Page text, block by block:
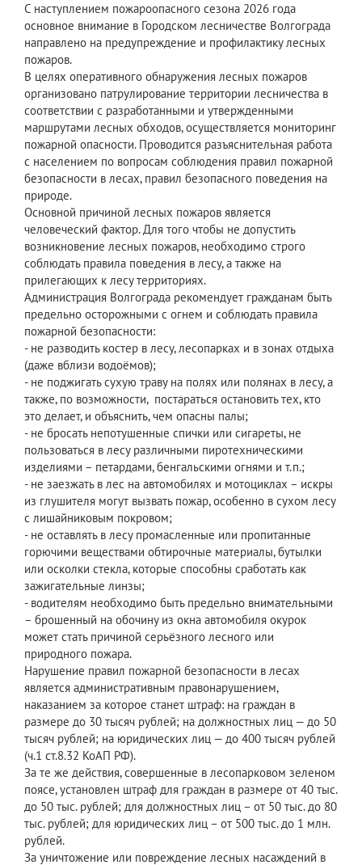
С наступлением пожароопасного сезона 2026 года
основное внимание в Городском лесничестве Волгограда
направлено на предупреждение и профилактику лесных
пожаров.
В целях оперативного обнаружения лесных пожаров
организовано патрулирование территории лесничества в
соответствии с разработанными и утвержденными
маршрутами лесных обходов, осуществляется мониторинг
пожарной опасности. Проводится разъяснительная работа
с населением по вопросам соблюдения правил пожарной
безопасности в лесах, правил безопасного поведения на
природе.
Основной причиной лесных пожаров является
человеческий фактор. Для того чтобы не допустить
возникновение лесных пожаров, необходимо строго
соблюдать правила поведения в лесу, а также на
прилегающих к лесу территориях.
Администрация Волгограда рекомендует гражданам быть
предельно осторожными с огнем и соблюдать правила
пожарной безопасности:
- не разводить костер в лесу, лесопарках и в зонах отдыха
(даже вблизи водоёмов);
- не поджигать сухую траву на полях или полянах в лесу, а
также, по возможности, постараться остановить тех, кто
это делает, и объяснить, чем опасны палы;
- не бросать непотушенные спички или сигареты, не
пользоваться в лесу различными пиротехническими
изделиями – петардами, бенгальскими огнями и т.п.;
- не заезжать в лес на автомобилях и мотоциклах – искры
из глушителя могут вызвать пожар, особенно в сухом лесу
с лишайниковым покровом;
- не оставлять в лесу промасленные или пропитанные
горючими веществами обтирочные материалы, бутылки
или осколки стекла, которые способны сработать как
зажигательные линзы;
- водителям необходимо быть предельно внимательными
– брошенный на обочину из окна автомобиля окурок
может стать причиной серьёзного лесного или
природного пожара.
Нарушение правил пожарной безопасности в лесах
является административным правонарушением,
наказанием за которое станет штраф: на граждан в
размере до 30 тысяч рублей; на должностных лиц — до 50
тысяч рублей; на юридических лиц — до 400 тысяч рублей
(ч.1 ст.8.32 КоАП РФ).
За те же действия, совершенные в лесопарковом зеленом
поясе, установлен штраф для граждан в размере от 40 тыс.
до 50 тыс. рублей; для должностных лиц – от 50 тыс. до 80
тыс. рублей; для юридических лиц – от 500 тыс. до 1 млн.
рублей.
За уничтожение или повреждение лесных насаждений в